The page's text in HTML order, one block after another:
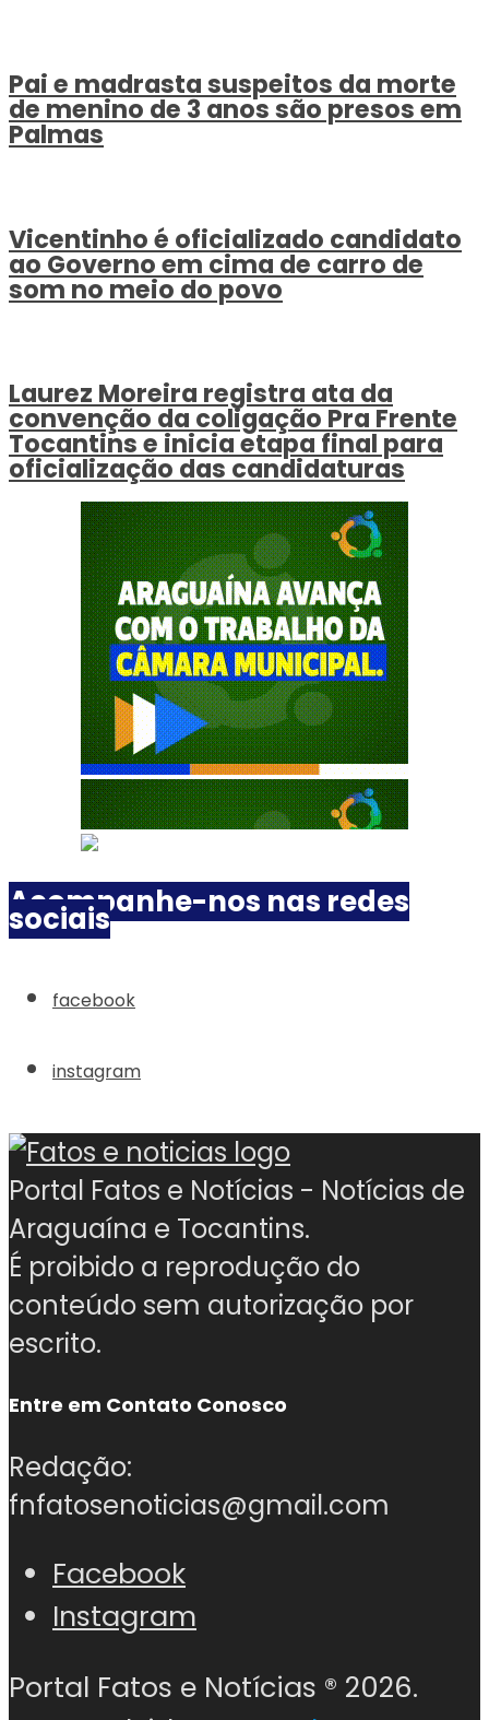
Pai e madrasta suspeitos da morte
de menino de 3 anos são presos em
Palmas
Vicentinho é oficializado candidato
ao Governo em cima de carro de
som no meio do povo
Laurez Moreira registra ata da
convenção da coligação Pra Frente
Tocantins e inicia etapa final para
oficialização das candidaturas
Acompanhe-nos nas redes
sociais
facebook
instagram
Portal Fatos e Notícias - Notícias de
Araguaína e Tocantins.
É proibido a reprodução do
conteúdo sem autorização por
escrito.
Entre em Contato Conosco
Redação:
fnfatosenoticias@gmail.com
Facebook
Instagram
Portal Fatos e Notícias ® 2026.